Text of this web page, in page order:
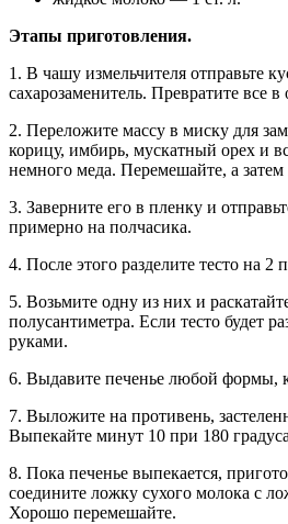
Этапы приготовления.
1. В чашу измельчителя отправьте
сахарозаменитель. Превратите все
2. Переложите массу в миску для
корицу, имбирь, мускатный орех и
немного меда. Перемешайте, а затем
3. Заверните его в пленку и
примерно на полчасика.
4. После этого разделите тесто на 2
5. Возьмите одну из них и
полусантиметра. Если тесто будет
руками.
6. Выдавите печенье любой формы,
7. Выложите на противень,
Выпекайте минут 10 при 180
8. Пока печенье выпекается,
соедините ложку сухого молока с
Хорошо перемешайте.